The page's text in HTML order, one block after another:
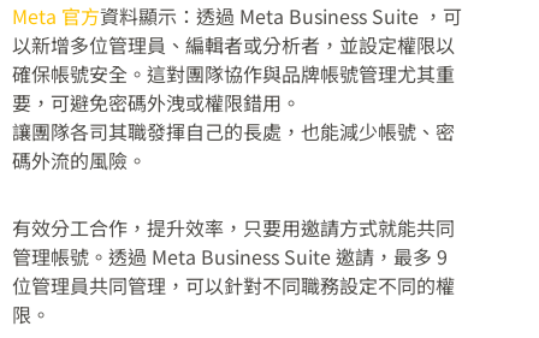
Meta 官方資料顯示：透過 Meta Business Suite ，可
以新增多位管理員、編輯者或分析者，並設定權限以
確保帳號安全。這對團隊協作與品牌帳號管理尤其重
要，可避免密碼外洩或權限錯用。
讓團隊各司其職發揮自己的長處，也能減少帳號、密
碼外流的風險。
有效分工合作，提升效率，只要用邀請方式就能共同
管理帳號。透過 Meta Business Suite 邀請，最多 9
位管理員共同管理，可以針對不同職務設定不同的權
限。